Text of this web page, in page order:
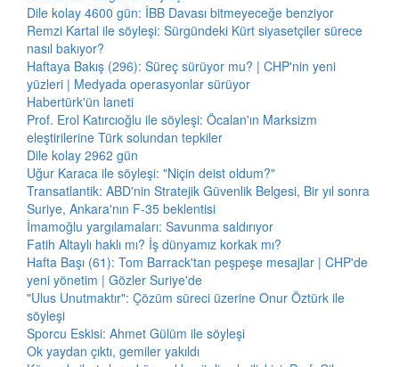
Dile kolay 4600 gün: İBB Davası bitmeyeceğe benziyor
Remzi Kartal ile söyleşi: Sürgündeki Kürt siyasetçiler sürece
nasıl bakıyor?
Haftaya Bakış (296): Süreç sürüyor mu? | CHP'nin yeni
yüzleri | Medyada operasyonlar sürüyor
Habertürk'ün laneti
Prof. Erol Katırcıoğlu ile söyleşi: Öcalan'ın Marksizm
eleştirilerine Türk solundan tepkiler
Dile kolay 2962 gün
Uğur Karaca ile söyleşi: "Niçin deist oldum?"
Transatlantik: ABD'nin Stratejik Güvenlik Belgesi, Bir yıl sonra
Suriye, Ankara'nın F-35 beklentisi
İmamoğlu yargılamaları: Savunma saldırıyor
Fatih Altaylı haklı mı? İş dünyamız korkak mı?
Hafta Başı (61): Tom Barrack'tan peşpeşe mesajlar | CHP'de
yeni yönetim | Gözler Suriye'de
"Ulus Unutmaktır": Çözüm süreci üzerine Onur Öztürk ile
söyleşi
Sporcu Eskisi: Ahmet Gülüm ile söyleşi
Ok yaydan çıktı, gemiler yakıldı